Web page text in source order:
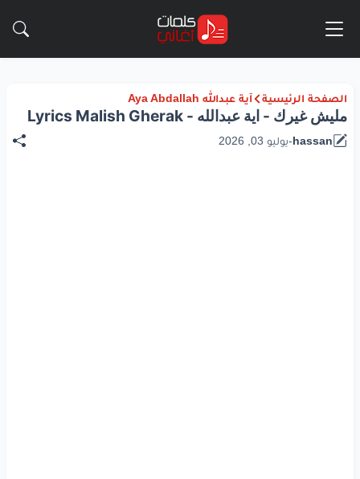
الصفحة الرئيسية آية عبدالله Aya Abdallah
مليش غيرك - اية عبدالله - Lyrics Malish Gherak
hassan
-يوليو 03, 2026